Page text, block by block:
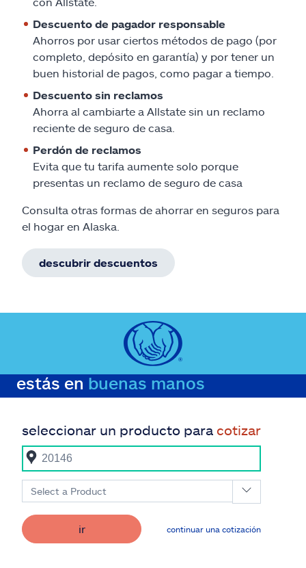
Descuento de pagador responsable
Ahorros por usar ciertos métodos de pago (por
completo, depósito en garantía) y por tener un
buen historial de pagos, como pagar a tiempo.
Descuento sin reclamos
Ahorra al cambiarte a Allstate sin un reclamo
reciente de seguro de casa.
Perdón de reclamos
Evita que tu tarifa aumente solo porque
presentas un reclamo de seguro de casa
Consulta otras formas de ahorrar en seguros para
el hogar en Alaska.
descubrir descuentos
estás en buenas manos
seleccionar un producto para cotizar
Select a Product
ir continuar una cotización